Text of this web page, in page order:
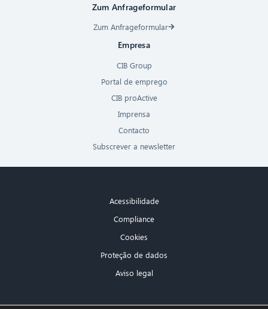
Zum Anfrageformular
Zum Anfrageformular
Empresa
CIB Group
Portal de emprego
CIB proActive
Imprensa
Contacto
Subscrever a newsletter
Acessibilidade
Compliance
Cookies
Proteção de dados
Aviso legal